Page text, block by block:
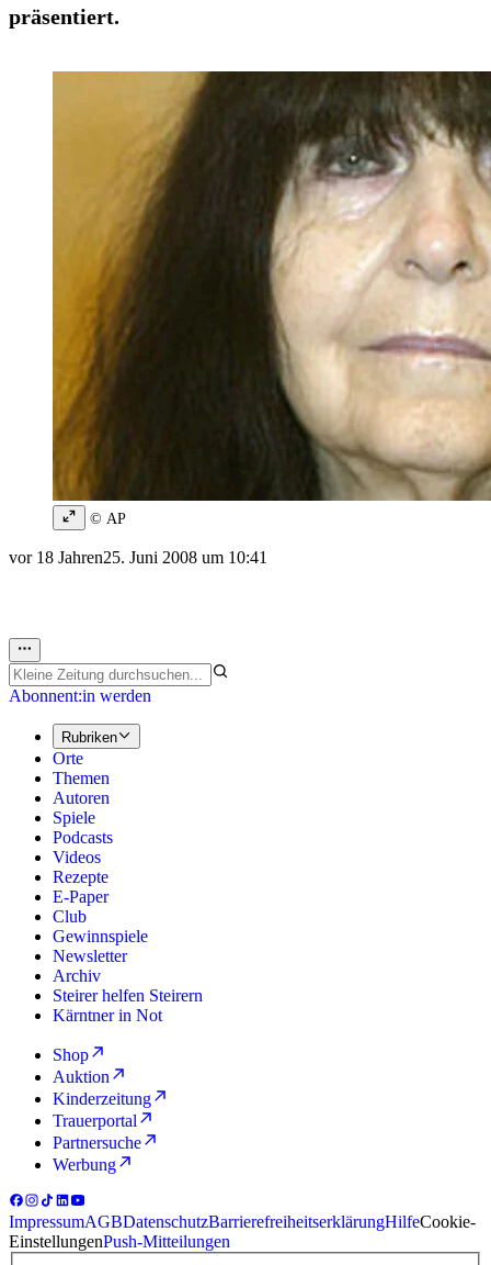
präsentiert.
© AP
vor 18 Jahren25. Juni 2008 um 10:41
Abonnent:in werden
Rubriken
Orte
Themen
Autoren
Spiele
Podcasts
Videos
Rezepte
E-Paper
Club
Gewinnspiele
Newsletter
Archiv
Steirer helfen Steirern
Kärntner in Not
Shop
Auktion
Kinderzeitung
Trauerportal
Partnersuche
Werbung
ImpressumAGBDatenschutzBarrierefreiheitserklärungHilfeCookie-
EinstellungenPush-Mitteilungen